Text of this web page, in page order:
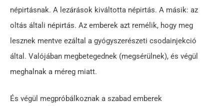
népirtásnak. A lezárások kiváltotta népirtás. A másik: az
oltás általi népirtás. Az emberek azt remélik, hogy meg
lesznek mentve ezáltal a gyógyszerészeti csodainjekció
által. Valójában megbetegednek (megsérülnek), és végül
meghalnak a méreg miatt.
És végül megpróbálkoznak a szabad emberek